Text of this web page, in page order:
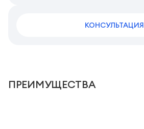
КОНСУЛЬТАЦИЯ
ПРЕИМУЩЕСТВА